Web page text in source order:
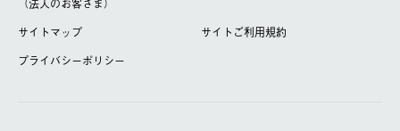
（法人のお客さま）
サイトマップ
サイトご利用規約
プライバシーポリシー